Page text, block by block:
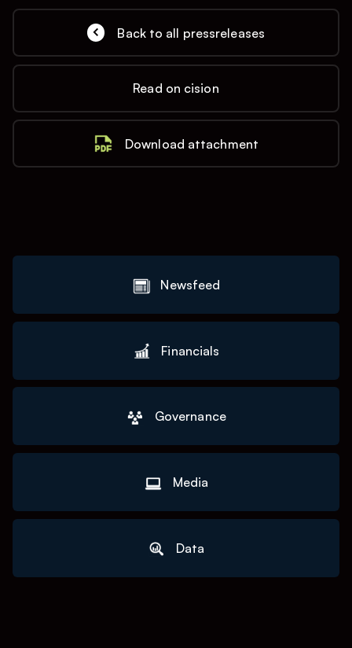
Back to all pressreleases
Read on cision
Download attachment
Newsfeed
Financials
Governance
Media
Data